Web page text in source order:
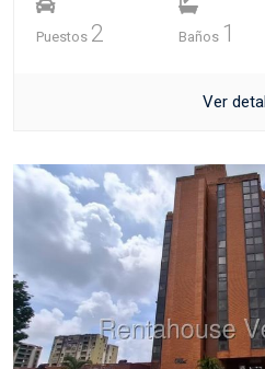
Puestos 2 Baños 1
Ver